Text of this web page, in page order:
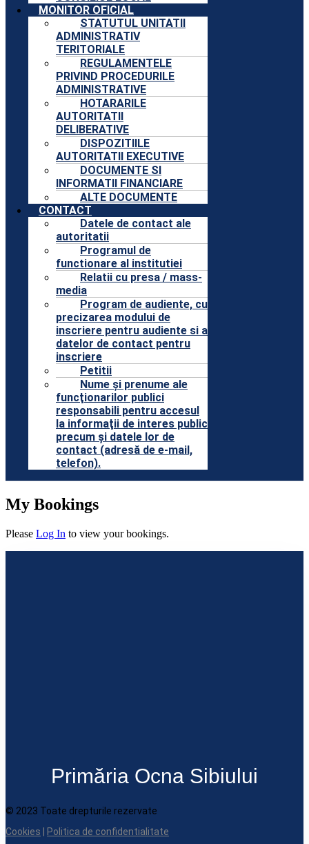
MONITOR OFICIAL
STATUTUL UNITATII
ADMINISTRATIV
TERITORIALE
REGULAMENTELE
PRIVIND PROCEDURILE
ADMINISTRATIVE
HOTARARILE
AUTORITATII
DELIBERATIVE
DISPOZITIILE
AUTORITATII EXECUTIVE
DOCUMENTE SI
INFORMATII FINANCIARE
ALTE DOCUMENTE
CONTACT
Datele de contact ale
autoritatii
Programul de
functionare al institutiei
Relatii cu presa / mass-
media
Program de audiente, cu
precizarea modului de
inscriere pentru audiente si a
datelor de contact pentru
inscriere
Petitii
Nume şi prenume ale
funcţionarilor publici
responsabili pentru accesul
la informaţii de interes public
precum şi datele lor de
contact (adresă de e-mail,
telefon).
My Bookings
Please Log In to view your bookings.
Primăria Ocna Sibiului
© 2023 Toate drepturile rezervate
Cookies
Politica de confidentialitate